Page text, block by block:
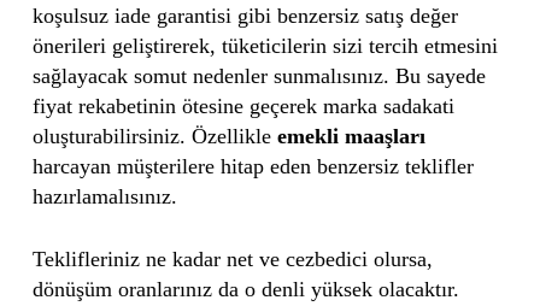
koşulsuz iade garantisi gibi benzersiz satış değer
önerileri geliştirerek, tüketicilerin sizi tercih etmesini
sağlayacak somut nedenler sunmalısınız. Bu sayede
fiyat rekabetinin ötesine geçerek marka sadakati
oluşturabilirsiniz. Özellikle emekli maaşları
harcayan müşterilere hitap eden benzersiz teklifler
hazırlamalısınız.
Teklifleriniz ne kadar net ve cezbedici olursa,
dönüşüm oranlarınız da o denli yüksek olacaktır.